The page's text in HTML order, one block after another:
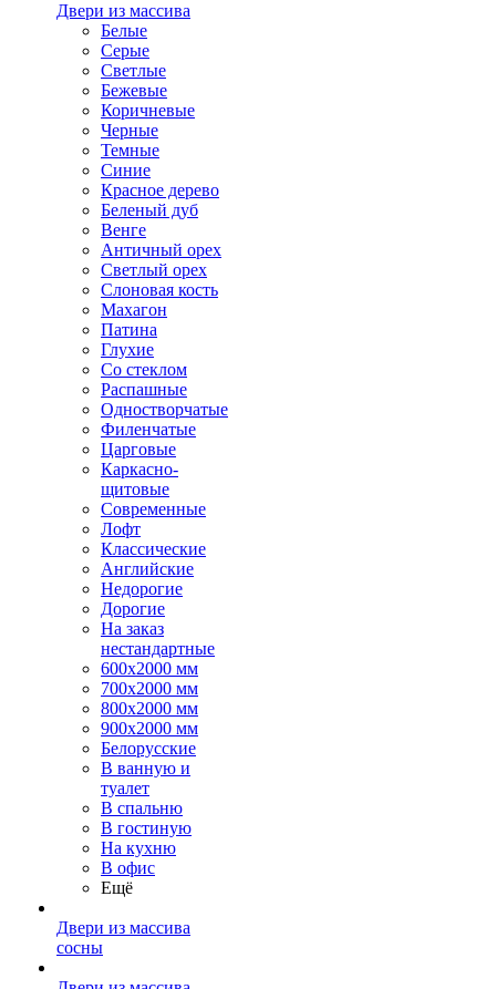
Двери из массива
Белые
Серые
Светлые
Бежевые
Коричневые
Черные
Темные
Синие
Красное дерево
Беленый дуб
Венге
Античный орех
Светлый орех
Слоновая кость
Махагон
Патина
Глухие
Со стеклом
Распашные
Одностворчатые
Филенчатые
Царговые
Каркасно-
щитовые
Современные
Лофт
Классические
Английские
Недорогие
Дорогие
На заказ
нестандартные
600х2000 мм
700х2000 мм
800х2000 мм
900х2000 мм
Белорусские
В ванную и
туалет
В спальню
В гостиную
На кухню
В офис
Ещё
Двери из массива
сосны